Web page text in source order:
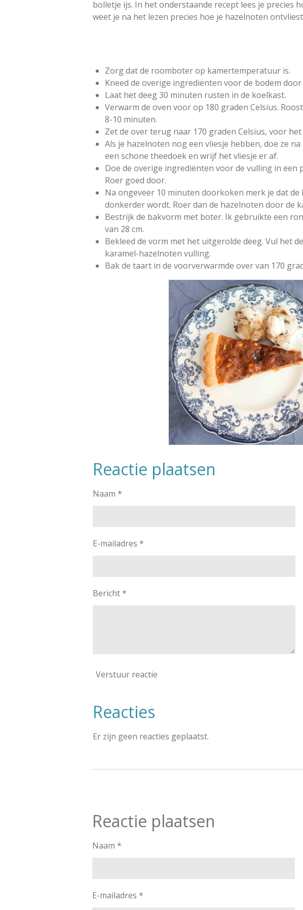
g
:
e
e
n n n n e
n
bolletje ijs. In het onderstaande recept lees je precies
weet je na het lezen precies hoe je hazelnoten
Zorg dat de roomboter op kamertemperatuur is.
Kneed de overige ingrediënten voor de bodem
Laat het deeg 30 minuten rusten in de koelkast.
Verwarm de oven voor op 180 graden Celsius.
8-10 minuten.
Zet de over terug naar 170 graden Celsius, voor
Als je hazelnoten nog een vliesje hebben, doe ze
een schone theedoek en wrijf het vliesje er af.
Doe de overige ingrediënten voor de vulling in een
Roer goed door.
Na ongeveer 10 minuten doorkoken merk je dat de
donkerder wordt. Roer dan de hazelnoten door de
Bestrijk de bakvorm met boter. Ik gebruikte een
van 28 cm.
Bekleed de vorm met het uitgerolde deeg. Vul het
karamel-hazelnoten vulling.
Bak de taart in de voorverwarmde over van 170
Reactie plaatsen
Naam *
E-mailadres *
Bericht *
Verstuur reactie
Reacties
Er zijn geen reacties geplaatst.
Reactie plaatsen
Naam *
E-mailadres *